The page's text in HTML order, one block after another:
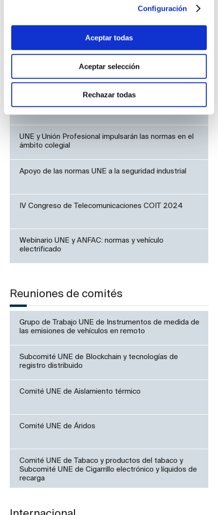
Configuración
Aceptar todas
Aceptar selección
Rechazar todas
Reunión con la Secretaria de Estado de Industria
Alberto Martín Bravo, nuevo Director de Comunicación
de UNE
UNE y Unión Profesional impulsarán las normas en el
ámbito colegial
Apoyo de las normas UNE a la seguridad industrial
IV Congreso de Telecomunicaciones COIT 2024
Webinario UNE y ANFAC: normas y vehículo
electrificado
Reuniones de comités
Grupo de Trabajo UNE de Instrumentos de medida de
las emisiones de vehículos en remoto
Subcomité UNE de Blockchain y tecnologías de
registro distribuido
Comité UNE de Aislamiento térmico
Comité UNE de Áridos
Comité UNE de Tabaco y productos del tabaco y
Subcomité UNE de Cigarrillo electrónico y líquidos de
recarga